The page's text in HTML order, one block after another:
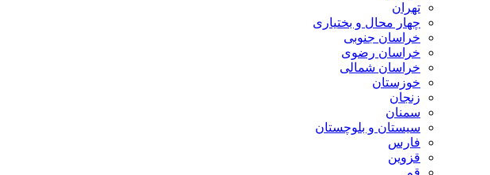
تهران
چهار محال و بختیاری
خراسان جنوبی
خراسان رضوی
خراسان شمالی
خوزستان
زنجان
سمنان
سیستان و بلوچستان
فارس
قزوین
قم